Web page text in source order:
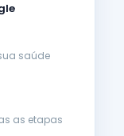
saúde
as etapas